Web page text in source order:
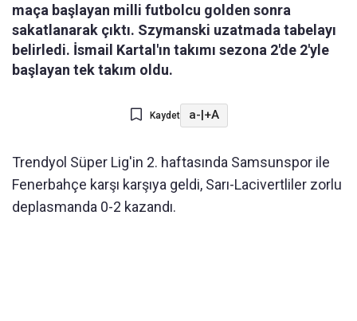
maça başlayan milli futbolcu golden sonra
sakatlanarak çıktı. Szymanski uzatmada tabelayı
belirledi. İsmail Kartal'ın takımı sezona 2'de 2'yle
başlayan tek takım oldu.
Kaydet a-|+A
Trendyol Süper Lig'in 2. haftasında Samsunspor ile
Fenerbahçe karşı karşıya geldi, Sarı-Lacivertliler zorlu
deplasmanda 0-2 kazandı.